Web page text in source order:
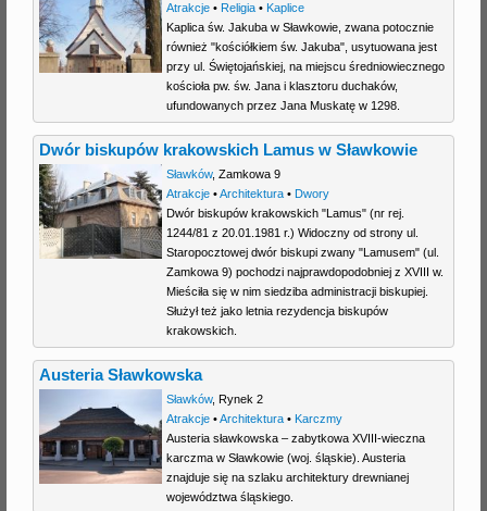
Atrakcje• Religia• Kaplice
Kaplica św. Jakuba w Sławkowie, zwana potocznie
również "kościółkiem św. Jakuba", usytuowana jest
przy ul. Świętojańskiej, na miejscu średniowiecznego
kościoła pw. św. Jana i klasztoru duchaków,
ufundowanych przez Jana Muskatę w 1298.
Dwór biskupów krakowskich Lamus w Sławkowie
Sławków, Zamkowa 9
Atrakcje•Architektura• Dwory
Dwór biskupów krakowskich "Lamus" (nr rej.
1244/81 z 20.01.1981 r.) Widoczny od strony ul.
Staropocztowej dwór biskupi zwany "Lamusem" (ul.
Zamkowa 9) pochodzi najprawdopodobniej z XVIII w.
Mieściła się w nim siedziba administracji biskupiej.
Służył też jako letnia rezydencja biskupów
krakowskich.
Austeria Sławkowska
Sławków, Rynek 2
Atrakcje•Architektura• Karczmy
Austeria sławkowska – zabytkowa XVIII-wieczna
karczma w Sławkowie (woj. śląskie). Austeria
znajduje się na szlaku architektury drewnianej
województwa śląskiego.